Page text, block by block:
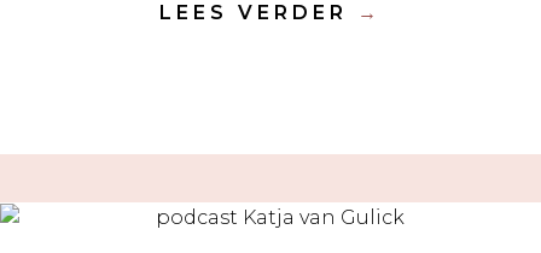
LEES VERDER →